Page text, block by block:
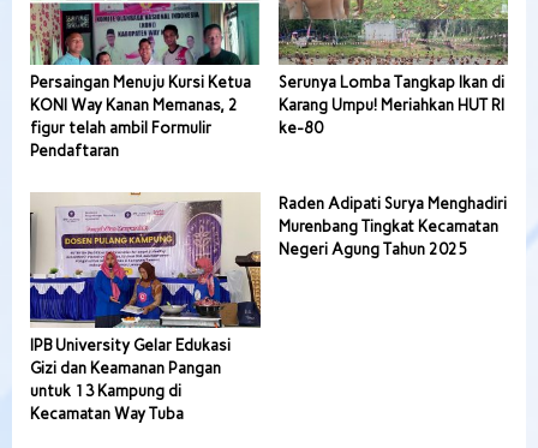
Persaingan Menuju Kursi Ketua
KONI Way Kanan Memanas, 2
figur telah ambil Formulir
Pendaftaran
Serunya Lomba Tangkap Ikan di
Karang Umpu! Meriahkan HUT RI
ke-80
IPB University Gelar Edukasi
Gizi dan Keamanan Pangan
untuk 13 Kampung di
Kecamatan Way Tuba
Raden Adipati Surya Menghadiri
Murenbang Tingkat Kecamatan
Negeri Agung Tahun 2025